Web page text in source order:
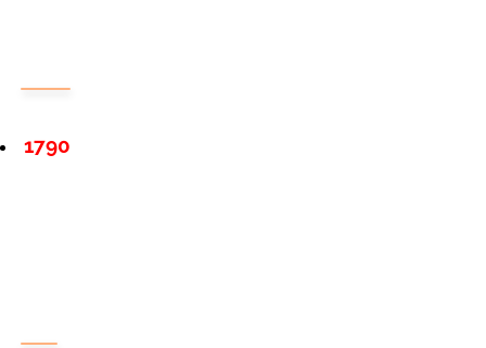
1790